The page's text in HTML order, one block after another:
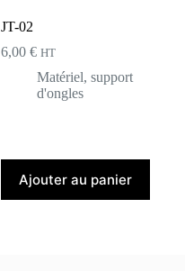
JT-02
6,00€ HT
Matériel,support
d'ongles
Ajouter au panier